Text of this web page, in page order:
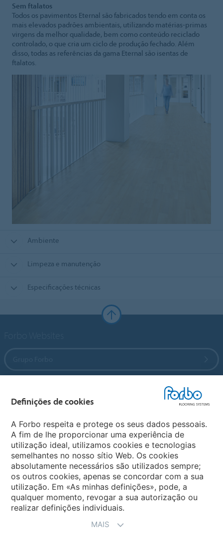
Sem ftalatos
Todos os pavimentos Eternal são fabricados tendo em conta os
mais elevados padrões ambientais, utilizando matérias-primas
virgens da melhor qualidade, bem como conteúdo reciclado
controlado, o que cria um ciclo de produção fechado. Além
disso, todas as referências da gama Eternal são isentas de
ftalatos.
Ambiente
Limpeza e manutenção
Especificações técnicas
Sites Mundiais
Escolha seu país
Definições de cookies
A Forbo respeita e protege os seus dados pessoais.
A fim de lhe proporcionar uma experiência de
utilização ideal, utilizamos cookies e tecnologias
semelhantes no nosso sítio Web. Os cookies
absolutamente necessários são utilizados sempre;
os outros cookies, apenas se concordar com a sua
utilização. Em «As minhas definições», pode, a
qualquer momento, revogar a sua autorização ou
realizar definições individuais.
MAIS